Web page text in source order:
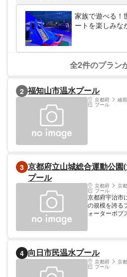
家族で遊べる！
ートを楽しみな
全2件のプラン
2 福知山市温水プール
京都府 綾
プール
3 京都府立山城総合運動公
プール
京都府 京
プール
京都府宇治市
の規模を誇る
ォーターボブ
4 向日市民温水プール
京都府 京
プール